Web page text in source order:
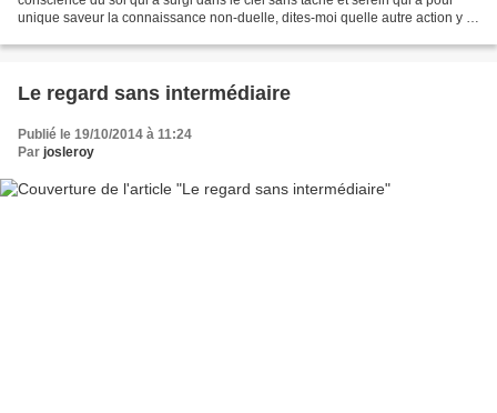
unique saveur la connaissance non-duelle, dites-moi quelle autre action y a-
Le regard sans intermédiaire
Publié le 19/10/2014 à 11:24
Par josleroy